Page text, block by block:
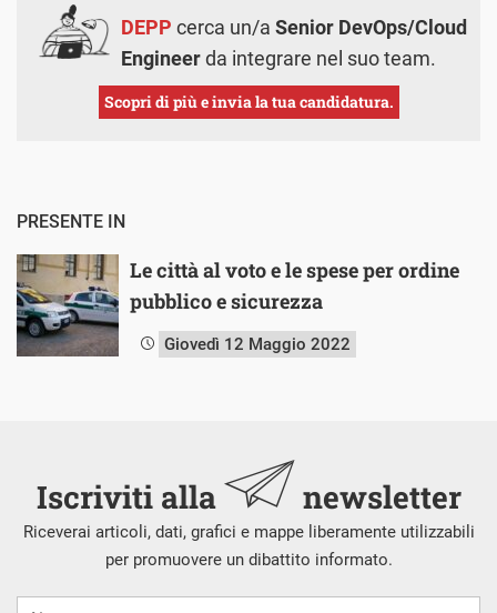
DEPP cerca un/a Senior DevOps/Cloud
Engineerda integrare nel suo team.
Scopri di più e invia la tua candidatura.
PRESENTE IN
Le città al voto e le spese per ordine
pubblico e sicurezza
Giovedì 12 Maggio 2022
Iscriviti alla newsletter
Riceverai articoli, dati, grafici e mappe liberamente utilizzabili
per promuovere un dibattito informato.